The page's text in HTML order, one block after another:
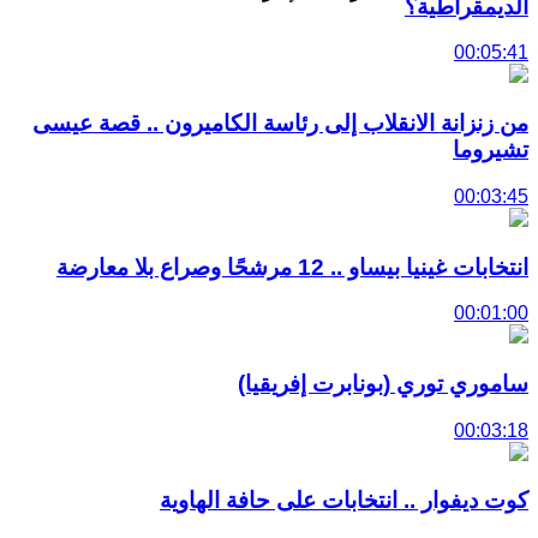
الديمقراطية؟
00:05:41
من زنزانة الانقلاب إلى رئاسة الكاميرون .. قصة عيسى
تشيروما
00:03:45
انتخابات غينيا بيساو .. 12 مرشحًا وصراع بلا معارضة
00:01:00
ساموري توري (بونابرت إفريقيا)
00:03:18
كوت ديفوار .. انتخابات على حافة الهاوية